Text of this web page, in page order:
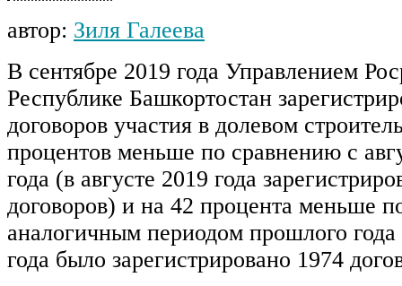
автор: Зиля Галеева
В сентябре 2019 года Управлением
Республике Башкортостан
договоров участия в долевом
процентов меньше по сравнению с
года (в августе 2019 года
договоров) и на 42 процента меньше
аналогичным периодом прошлого года
года было зарегистрировано 1974